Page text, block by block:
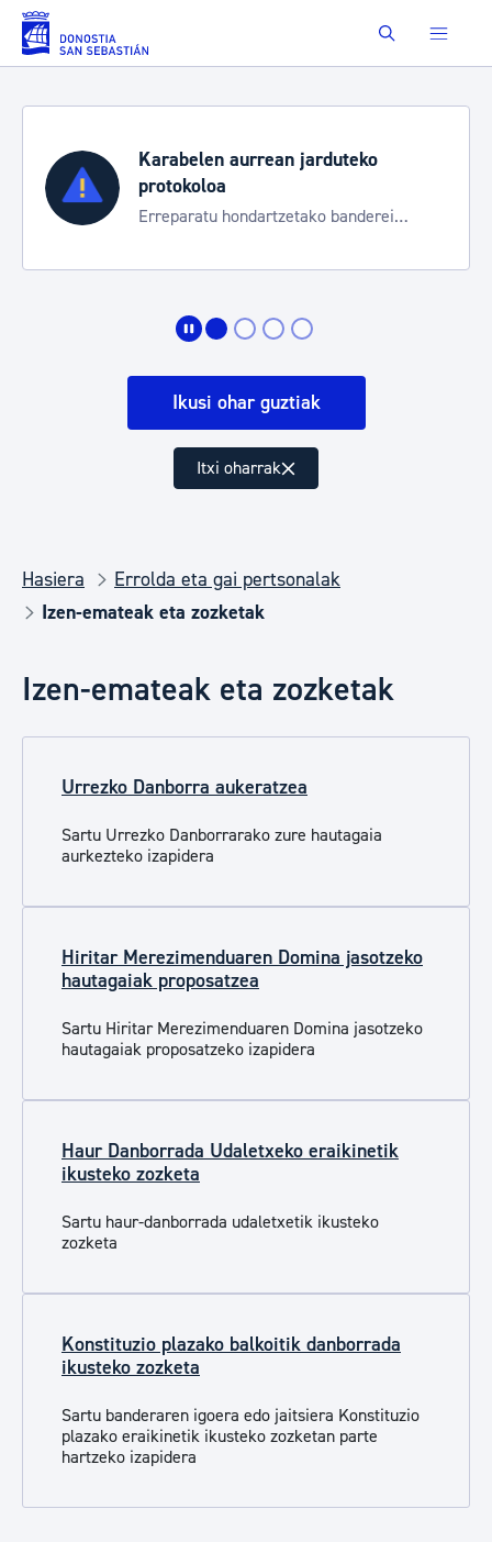
Eduki nagusira joan Buscar
Karabelen aurrean jarduteko
protokoloa
Erreparatu hondartzetako banderei
Ikusi ohar guztiak
Itxi oharrak
Hasiera
Errolda eta gai pertsonalak
Izen-emateak eta zozketak
Izen-emateak eta zozketak
Urrezko Danborra aukeratzea
Sartu Urrezko Danborrarako zure hautagaia
aurkezteko izapidera
Hiritar Merezimenduaren Domina jasotzeko
hautagaiak proposatzea
Sartu Hiritar Merezimenduaren Domina jasotzeko
hautagaiak proposatzeko izapidera
Haur Danborrada Udaletxeko eraikinetik
ikusteko zozketa
Sartu haur-danborrada udaletxetik ikusteko
zozketa
Konstituzio plazako balkoitik danborrada
ikusteko zozketa
Sartu banderaren igoera edo jaitsiera Konstituzio
plazako eraikinetik ikusteko zozketan parte
hartzeko izapidera